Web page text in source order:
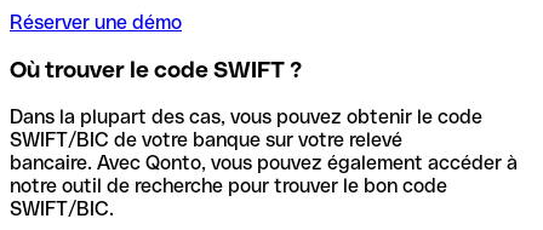
Réserver une démo
Où trouver le code SWIFT ?
Dans la plupart des cas, vous pouvez obtenir le code
SWIFT/BIC de votre banque sur votre relevé
bancaire. Avec Qonto, vous pouvez également accéder à
notre outil de recherche pour trouver le bon code
SWIFT/BIC.